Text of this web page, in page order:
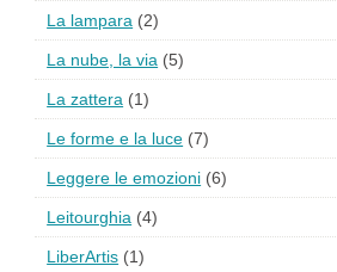
La lampara (2)
La nube, la via (5)
La zattera (1)
Le forme e la luce (7)
Leggere le emozioni (6)
Leitourghia (4)
LiberArtis (1)